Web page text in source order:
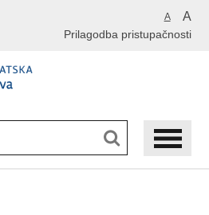
A A
Prilagodba pristupačnosti